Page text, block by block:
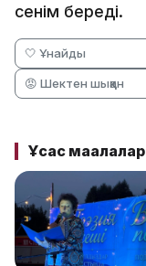
сенім береді.
🤍 Ұнайды
😡 Шектен шыққан
Ұқсас мақалалар